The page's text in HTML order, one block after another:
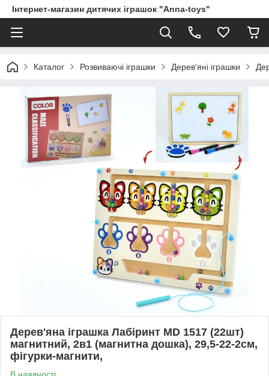
Інтернет-магазин дитячих іграшок "Anna-toys"
Каталог Розвиваючі іграшки Дерев'яні іграшки
Дерев'яна іграшка Лабіринт MD 1517 (22шт)
магнитний, 2в1 (магнитна дошка), 29,5-22-2см,
фігурки-магнити,
В наявності